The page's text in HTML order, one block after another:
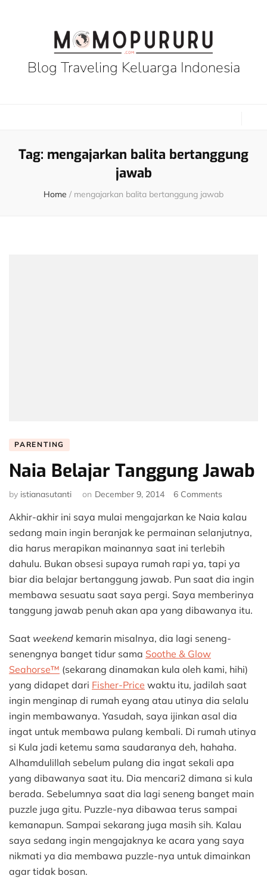
Blog Traveling Keluarga Indonesia
Tag: mengajarkan balita bertanggung
jawab
Home / mengajarkan balita bertanggung jawab
PARENTING
Naia Belajar Tanggung Jawab
by istianasutanti on December 9, 2014 6 Comments
Belajar
Tanggung
Jawab
Akhir-akhir ini saya mulai mengajarkan ke Naia kalau
sedang main ingin beranjak ke permainan selanjutnya,
dia harus merapikan mainannya saat ini terlebih
dahulu. Bukan obsesi supaya rumah rapi ya, tapi ya
biar dia belajar bertanggung jawab. Pun saat dia ingin
membawa sesuatu saat saya pergi. Saya memberinya
tanggung jawab penuh akan apa yang dibawanya itu.
Saat weekend kemarin misalnya, dia lagi seneng-
senengnya banget tidur sama Soothe & Glow
Seahorse™ (sekarang dinamakan kula oleh kami, hihi)
yang didapet dari Fisher-Price waktu itu, jadilah saat
ingin menginap di rumah eyang atau utinya dia selalu
ingin membawanya. Yasudah, saya ijinkan asal dia
ingat untuk membawa pulang kembali. Di rumah utinya
si Kula jadi ketemu sama saudaranya deh, hahaha.
Alhamdulillah sebelum pulang dia ingat sekali apa
yang dibawanya saat itu. Dia mencari2 dimana si kula
berada. Sebelumnya saat dia lagi seneng banget main
puzzle juga gitu. Puzzle-nya dibawaa terus sampai
kemanapun. Sampai sekarang juga masih sih. Kalau
saya sedang ingin mengajaknya ke acara yang saya
nikmati ya dia membawa puzzle-nya untuk dimainkan
agar tidak bosan.